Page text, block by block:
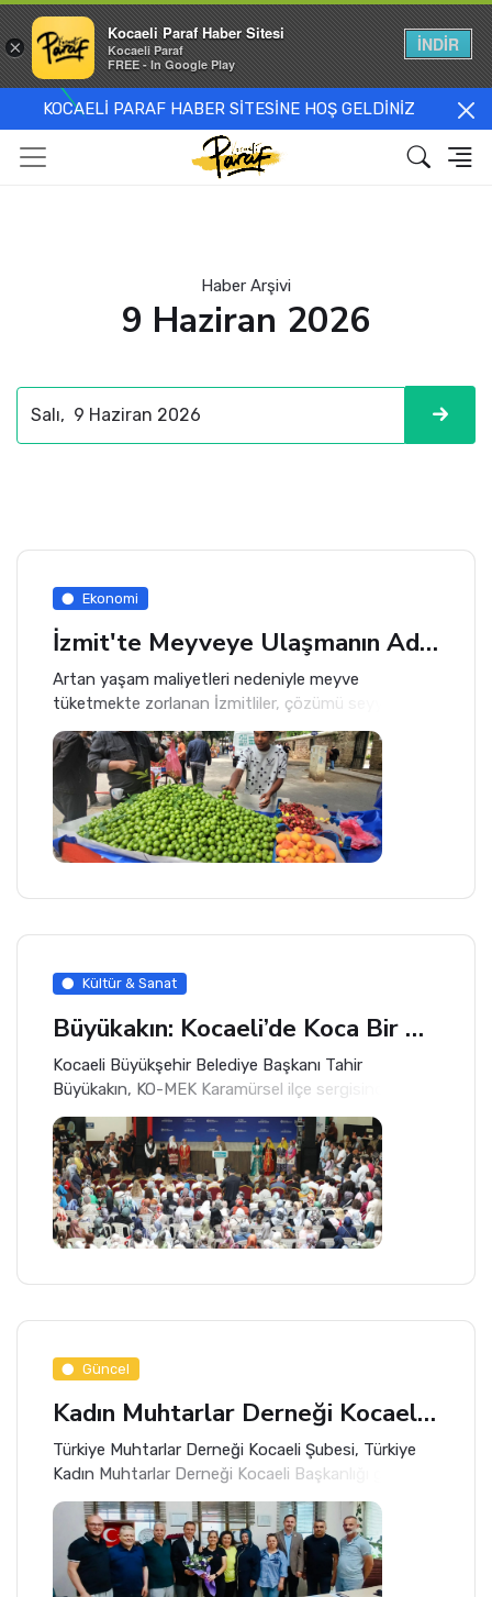
KOCAELİ PARAF HABER SİTESİNE HOŞ GELDİNİZ
Haber Arşivi
9 Haziran 2026
Ekonomi
İzmit'te Meyveye Ulaşmanın Adresi Seyyar Tezgâhlar Oldu
Artan yaşam maliyetleri nedeniyle meyve
tüketmekte zorlanan İzmitliler, çözümü seyyar
satıcılarda buldu. Yaz mevsiminin gelmesiyle birlikte
kentin birçok noktasında kurulan tezgâhlarda kiraz,
kayısı, çilek ve erik uygun fiyatlarla satışa sunuluyor.
Kültür & Sanat
Büyükakın: Kocaeli’de Koca Bir Dayanışma Sistemi Kurduk
Kocaeli Büyükşehir Belediye Başkanı Tahir
Büyükakın, KO-MEK Karamürsel ilçe sergisinde
sosyal projelere büyük önem verdiklerini belirtti.
Güncel
Kadın Muhtarlar Derneği Kocaeli Başkanlığı'na Tebrik Ziyareti
Türkiye Muhtarlar Derneği Kocaeli Şubesi, Türkiye
Kadın Muhtarlar Derneği Kocaeli Başkanlığı görevine
getirilen Kuruçeşme Hatipköy Mahalle Muhtarı
Habibe Demiroğlu Aksoy'a hayırlı olsun ziyaretinde
bulundu.
×
Kocaeli Paraf Haber Sitesi
Kocaeli Paraf
FREE - In Google Play
İNDİR